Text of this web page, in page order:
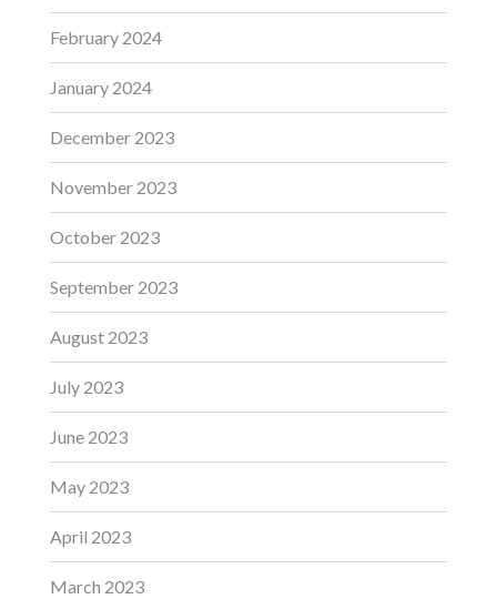
February 2024
January 2024
December 2023
November 2023
October 2023
September 2023
August 2023
July 2023
June 2023
May 2023
April 2023
March 2023